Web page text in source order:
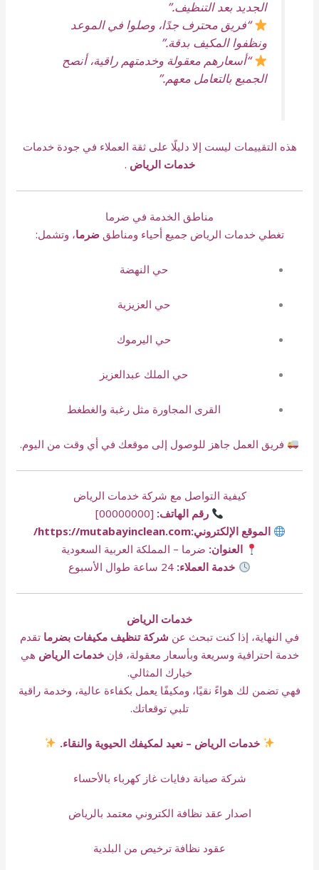
الجديد بعد التنظيف.”
“فريق محترف جدًا، وصلوا في الموعد
ونظفوا المكيف بدقة.”
“أسعارهم معقولة وخدمتهم راقية، أنصح
الجميع بالتعامل معهم.”
هذه التقييمات ليست إلا دليلًا على ثقة العملاء في جودة خدمات
خدمات الرياض .
مناطق الخدمة في ضرما
تغطي خدمات الرياض جميع أحياء ومناطقضرما، وتشمل:
حي النهضة
حي العزيزية
حي اليرموك
حي الملك عبدالعزيز
القرى المجاورة مثل رغبة والغطغط
فريق العمل جاهز للوصول إلى موقعك في أي وقت من اليوم.
كيفية التواصل مع شركة خدمات الرياض
رقم الهاتف: [00000000]
الموقع الإلكتروني:https://mutabayinclean.com/
العنوان: ضرما – المملكة العربية السعودية
خدمة العملاء:
خدمات الرياض
في النهاية، إذا كنت تبحث عن شركة تنظيف مكيفات بضرما تقدم
خدمة احترافية وسريعة وبأسعار معقولة، فإنخدمات الرياض هي
خيارك المثالي.
فهي تضمن لك هواءً نقيًا، ومكيفًا يعمل بكفاءة عالية، وخدمة راقية
تلبي توقعاتك.
خدمات الرياض – نعيد لمكيفك الحيوية والنقاء.
شركة صيانة دفايات غاز كهرباء بالأحساء
اصدار عقد نظافة الكتروني معتمد بالرياض
عقود نظافة ترخيص من البلدية